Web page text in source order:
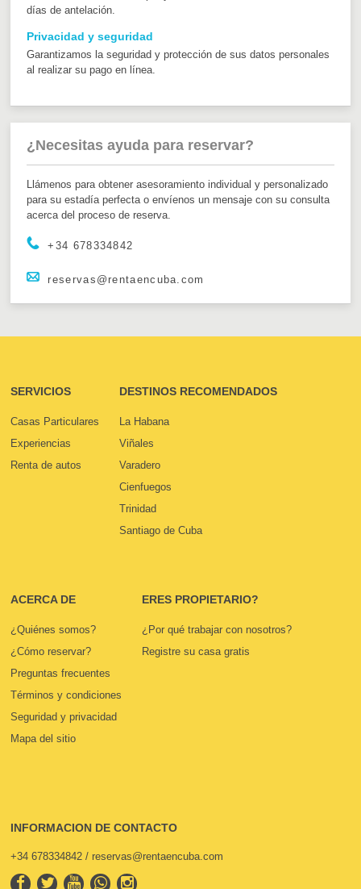
días de antelación.
Privacidad y seguridad
Garantizamos la seguridad y protección de sus datos personales
al realizar su pago en línea.
¿Necesitas ayuda para reservar?
Llámenos para obtener asesoramiento individual y personalizado
para su estadía perfecta o envíenos un mensaje con su consulta
acerca del proceso de reserva.
+34 678334842
reservas@rentaencuba.com
SERVICIOS
Casas Particulares
Experiencias
Renta de autos
DESTINOS RECOMENDADOS
La Habana
Viñales
Varadero
Cienfuegos
Trinidad
Santiago de Cuba
ACERCA DE
¿Quiénes somos?
¿Cómo reservar?
Preguntas frecuentes
Términos y condiciones
Seguridad y privacidad
Mapa del sitio
ERES PROPIETARIO?
¿Por qué trabajar con nosotros?
Registre su casa gratis
INFORMACION DE CONTACTO
+34 678334842 / reservas@rentaencuba.com